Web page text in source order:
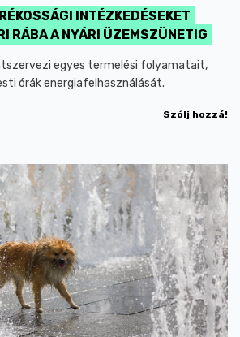
INTÉZKEDÉSEKET
RÁBA A NYÁRI ÜZEMSZÜNETIG
egyes termelési folyamatait,
órák energiafelhasználását.
Szólj hozzá!